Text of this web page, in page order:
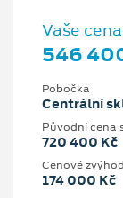
Vaše
546
Pobočka
Centrální
Původní cena
720 400 Kč
Cenové
174 000 Kč